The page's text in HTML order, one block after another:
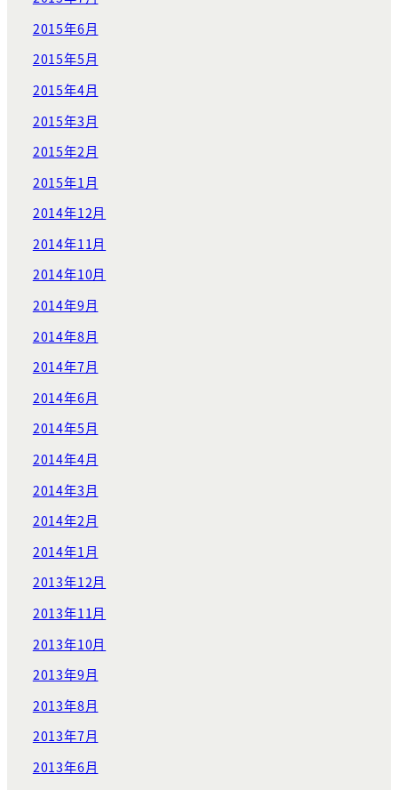
2015年6月
2015年5月
2015年4月
2015年3月
2015年2月
2015年1月
2014年12月
2014年11月
2014年10月
2014年9月
2014年8月
2014年7月
2014年6月
2014年5月
2014年4月
2014年3月
2014年2月
2014年1月
2013年12月
2013年11月
2013年10月
2013年9月
2013年8月
2013年7月
2013年6月